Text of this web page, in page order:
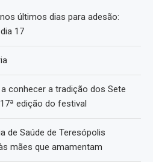
últimos dias para adesão:
17
conhecer a tradição dos Sete
edição do festival
de Saúde de Teresópolis
mães que amamentam